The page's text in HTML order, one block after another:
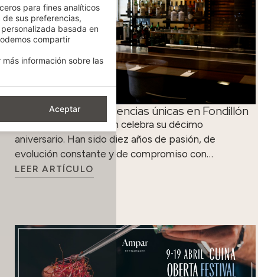
Diez años de experiencias únicas en Fondillón
El restaurante Fondillón celebra su décimo
aniversario. Han sido diez años de pasión, de
evolución constante y de compromiso con…
LEER ARTÍCULO
para fines analíticos
sus preferencias,
basada en
compartir
información sobre las
Aceptar